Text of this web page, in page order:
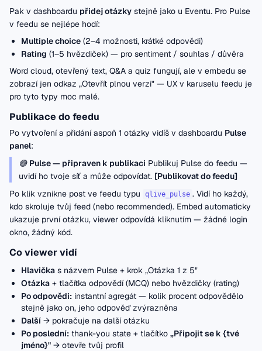
Pak v dashboardu přidej otázky stejně jako u Eventu. Pro Pulse
v feedu se nejlépe hodí:
Multiple choice (2–4 možnosti, krátké odpovědi)
Rating (1–5 hvězdiček) — pro sentiment / souhlas / důvěra
Word cloud, otevřený text, Q&A a quiz fungují, ale v embedu se
zobrazí jen odkaz „Otevřít plnou verzi" — UX v karuselu feedu je
pro tyto typy moc malé.
Publikace do feedu
Po vytvoření a přidání aspoň 1 otázky vidíš v dashboardu Pulse
panel:
🟢 Pulse — připraven k publikaci Publikuj Pulse do feedu —
uvidí ho tvoje síť a může odpovídat. [Publikovat do feedu]
Po klik vznikne post ve feedu typu
qlive_pulse . Vidí ho každý,
kdo skroluje tvůj feed (nebo recommended). Embed automaticky
ukazuje první otázku, viewer odpovídá kliknutím — žádné login
okno, žádný kód.
Co viewer vidí
Hlavička s názvem Pulse + krok „Otázka 1 z 5"
Otázka + tlačítka odpovědí (MCQ) nebo hvězdičky (rating)
Po odpovědi: instantní agregát — kolik procent odpovědělo
stejně jako on, jeho odpověď zvýrazněna
Další → pokračuje na další otázku
Po poslední: thank-you state + tlačítko „Připojit se k {tvé
jméno}" → otevře tvůj profil